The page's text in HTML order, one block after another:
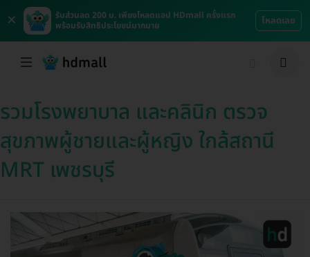
×
รับส่วนลด 200 บ. เพียงโหลดแอป HDmall ครั้งแรก
พร้อมรับสิทธิประโยชน์มากมาย
โหลดเลย
รวมโรงพยาบาล และคลินิก ตรวจ
สุขภาพผู้ชายและผู้หญิง ใกล้สถานี
MRT เพชรบุรี